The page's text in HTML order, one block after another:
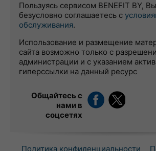
Пользуясь сервисом BENEFIT BY, Вы
безусловно соглашаетесь с
обслуживания.
Использование и размещение
сайта возможно только с
администрации и с указанием
гиперссылки на данный ресурс
Общайтесь с
нами в
соцсетях
Политика конфиденциальности